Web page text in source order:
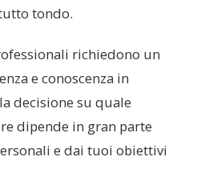
tondo.
richiedono un
e conoscenza in
decisione su quale
dipende in gran parte
e dai tuoi obiettivi